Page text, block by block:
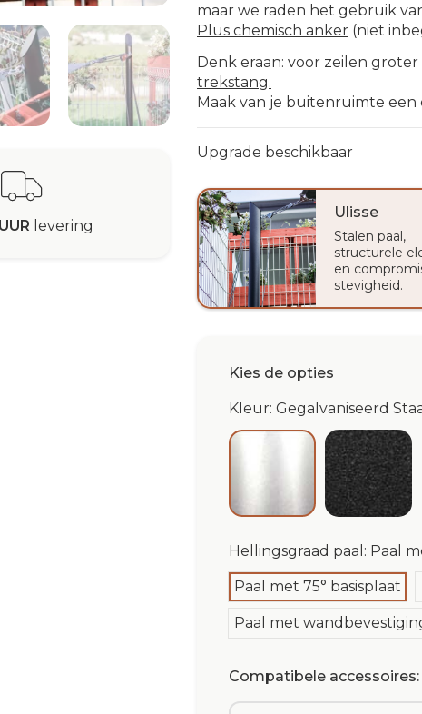
levering
maar we raden het gebruik
Plus chemisch anker (niet
Denk eraan: voor zeilen
trekstang.
Maak van je buitenruimte een
Upgrade beschikbaar
Ulisse
Stalen paal,
structurele
en
stevigheid.
Kies de opties
Kleur: Gegalvaniseerd
Gegalvaniseerd Staal
Hellingsgraad paal: Paal
Paal met 75° basisplaat
Paal met
Compatibele accessoires: